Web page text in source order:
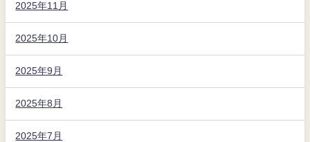
2025年11月
2025年10月
2025年9月
2025年8月
2025年7月